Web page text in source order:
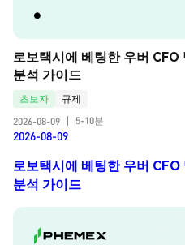
로보택시에 베팅한 우버
분석 가이드
초보자
규제
2026-08-09
5-10분
2026-08-09
로보택시에 베팅한 우버
분석 가이드